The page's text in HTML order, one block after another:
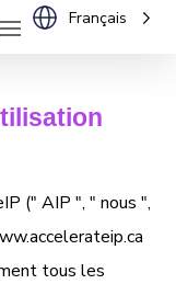
Français
(" AIP ", " nous ",
tous les